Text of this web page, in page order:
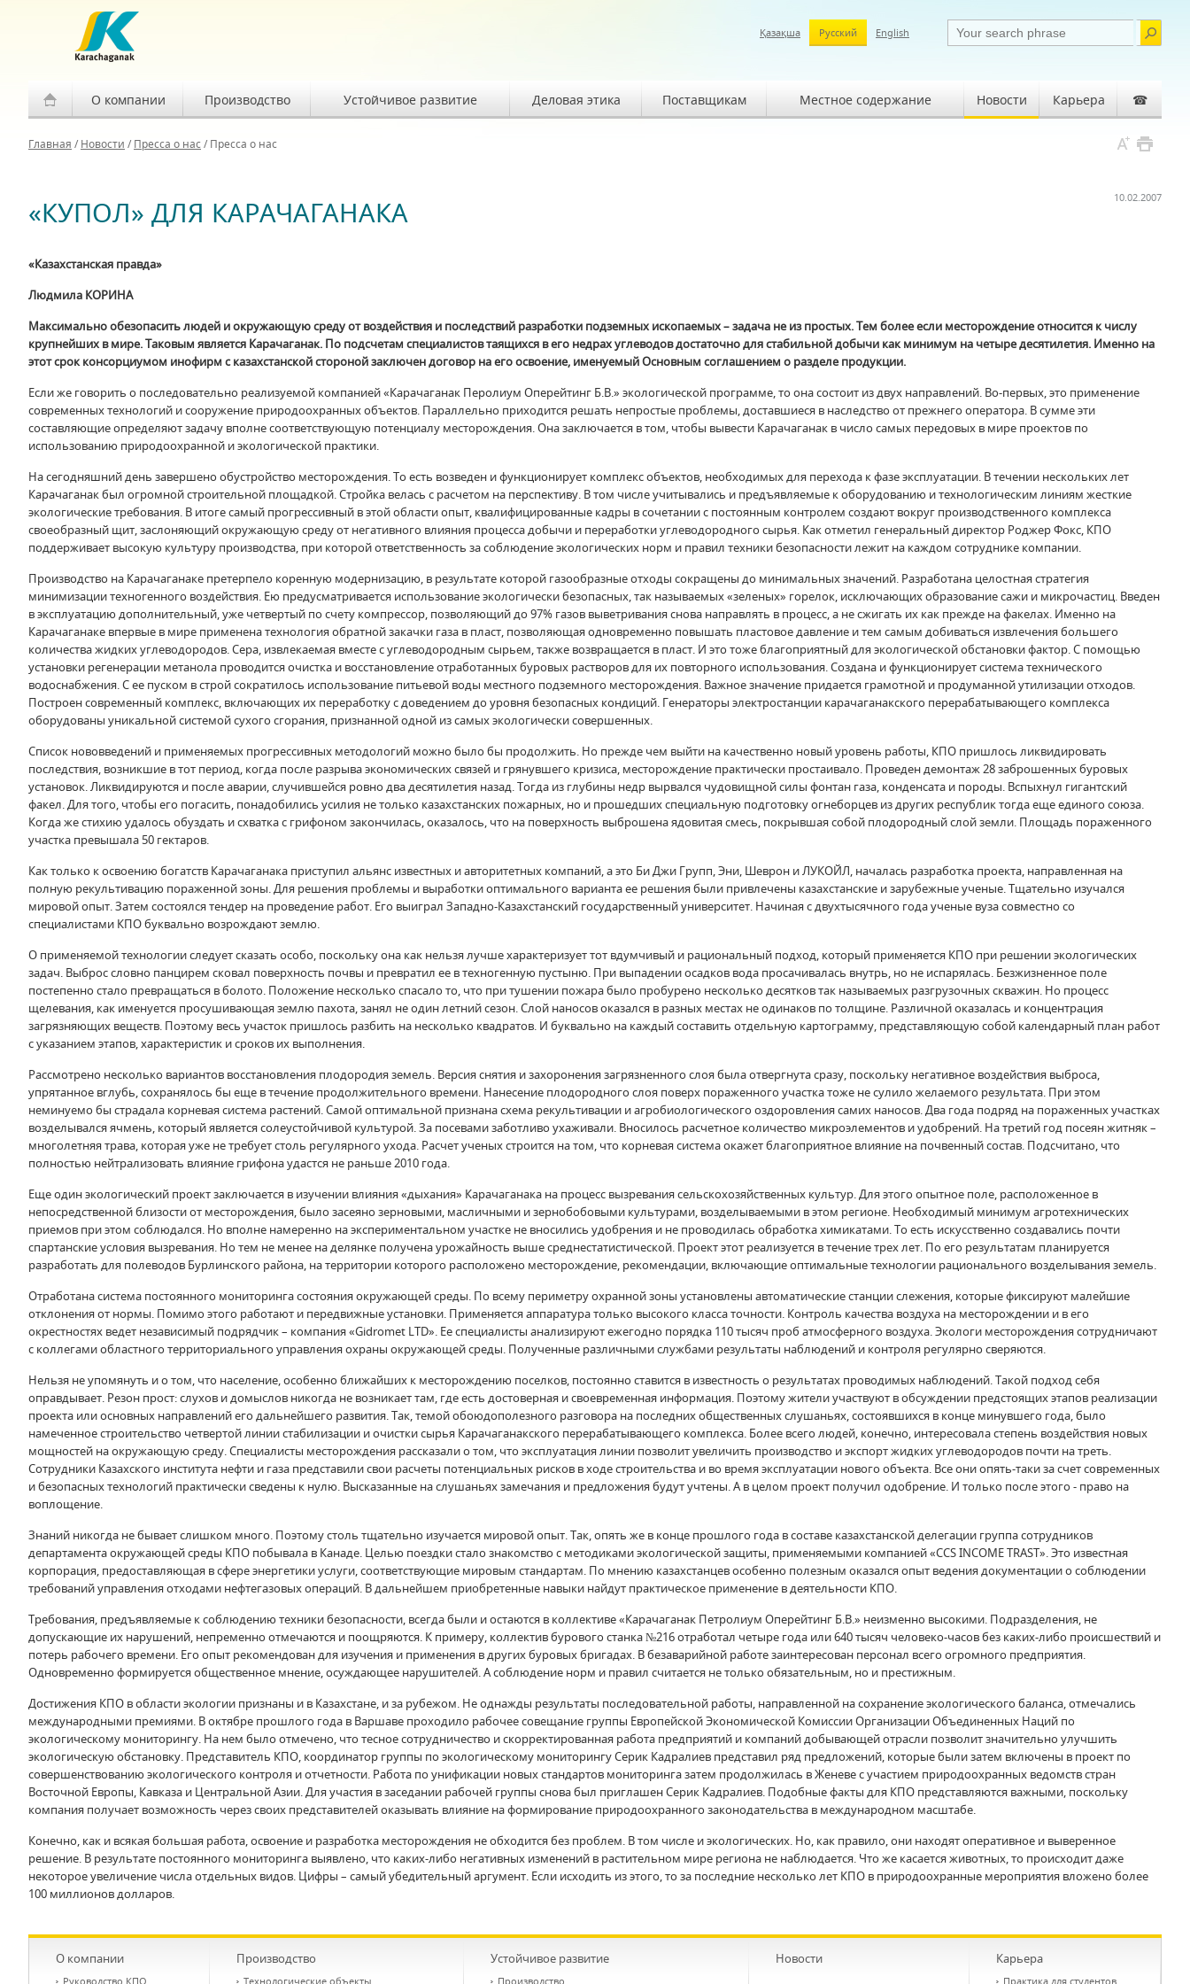
Қазақша Русский English
О компании Производство Устойчивое развитие Деловая этика Поставщикам Местное содержание Новости Карьера ☎
Главная / Новости / Пресса о нас/ Пресса о нас
10.02.2007
«КУПОЛ» ДЛЯ КАРАЧАГАНАКА
«Казахстанская правда»
Людмила КОРИНА
Максимально обезопасить людей и окружающую среду от воздействия и последствий разработки подземных ископаемых – задача не из простых. Тем более если месторождение относится к числу
крупнейших в мире. Таковым является Карачаганак. По подсчетам специалистов таящихся в его недрах углеводов достаточно для стабильной добычи как минимум на четыре десятилетия. Именно на
этот срок консорциумом инофирм с казахстанской стороной заключен договор на его освоение, именуемый Основным соглашением о разделе продукции.
Если же говорить о последовательно реализуемой компанией «Карачаганак Перолиум Оперейтинг Б.В.» экологической программе, то она состоит из двух направлений. Во-первых, это применение
современных технологий и сооружение природоохранных объектов. Параллельно приходится решать непростые проблемы, доставшиеся в наследство от прежнего оператора. В сумме эти
составляющие определяют задачу вполне соответствующую потенциалу месторождения. Она заключается в том, чтобы вывести Карачаганак в число самых передовых в мире проектов по
использованию природоохранной и экологической практики.
На сегодняшний день завершено обустройство месторождения. То есть возведен и функционирует комплекс объектов, необходимых для перехода к фазе эксплуатации. В течении нескольких лет
Карачаганак был огромной строительной площадкой. Стройка велась с расчетом на перспективу. В том числе учитывались и предъявляемые к оборудованию и технологическим линиям жесткие
экологические требования. В итоге самый прогрессивный в этой области опыт, квалифицированные кадры в сочетании с постоянным контролем создают вокруг производственного комплекса
своеобразный щит, заслоняющий окружающую среду от негативного влияния процесса добычи и переработки углеводородного сырья. Как отметил генеральный директор Роджер Фокс, КПО
поддерживает высокую культуру производства, при которой ответственность за соблюдение экологических норм и правил техники безопасности лежит на каждом сотруднике компании.
Производство на Карачаганаке претерпело коренную модернизацию, в результате которой газообразные отходы сокращены до минимальных значений. Разработана целостная стратегия
минимизации техногенного воздействия. Ею предусматривается использование экологически безопасных, так называемых «зеленых» горелок, исключающих образование сажи и микрочастиц. Введен
в эксплуатацию дополнительный, уже четвертый по счету компрессор, позволяющий до 97% газов выветривания снова направлять в процесс, а не сжигать их как прежде на факелах. Именно на
Карачаганаке впервые в мире применена технология обратной закачки газа в пласт, позволяющая одновременно повышать пластовое давление и тем самым добиваться извлечения большего
количества жидких углеводородов. Сера, извлекаемая вместе с углеводородным сырьем, также возвращается в пласт. И это тоже благоприятный для экологической обстановки фактор. С помощью
установки регенерации метанола проводится очистка и восстановление отработанных буровых растворов для их повторного использования. Создана и функционирует система технического
водоснабжения. С ее пуском в строй сократилось использование питьевой воды местного подземного месторождения. Важное значение придается грамотной и продуманной утилизации отходов.
Построен современный комплекс, включающих их переработку с доведением до уровня безопасных кондиций. Генераторы электростанции карачаганакского перерабатывающего комплекса
оборудованы уникальной системой сухого сгорания, признанной одной из самых экологически совершенных.
Список нововведений и применяемых прогрессивных методологий можно было бы продолжить. Но прежде чем выйти на качественно новый уровень работы, КПО пришлось ликвидировать
последствия, возникшие в тот период, когда после разрыва экономических связей и грянувшего кризиса, месторождение практически простаивало. Проведен демонтаж 28 заброшенных буровых
установок. Ликвидируются и после аварии, случившейся ровно два десятилетия назад. Тогда из глубины недр вырвался чудовищной силы фонтан газа, конденсата и породы. Вспыхнул гигантский
факел. Для того, чтобы его погасить, понадобились усилия не только казахстанских пожарных, но и прошедших специальную подготовку огнеборцев из других республик тогда еще единого союза.
Когда же стихию удалось обуздать и схватка с грифоном закончилась, оказалось, что на поверхность выброшена ядовитая смесь, покрывшая собой плодородный слой земли. Площадь пораженного
участка превышала 50 гектаров.
Как только к освоению богатств Карачаганака приступил альянс известных и авторитетных компаний, а это Би Джи Групп, Эни, Шеврон и ЛУКОЙЛ, началась разработка проекта, направленная на
полную рекультивацию пораженной зоны. Для решения проблемы и выработки оптимального варианта ее решения были привлечены казахстанские и зарубежные ученые. Тщательно изучался
мировой опыт. Затем состоялся тендер на проведение работ. Его выиграл Западно-Казахстанский государственный университет. Начиная с двухтысячного года ученые вуза совместно со
специалистами КПО буквально возрождают землю.
О применяемой технологии следует сказать особо, поскольку она как нельзя лучше характеризует тот вдумчивый и рациональный подход, который применяется КПО при решении экологических
задач. Выброс словно панцирем сковал поверхность почвы и превратил ее в техногенную пустыню. При выпадении осадков вода просачивалась внутрь, но не испарялась. Безжизненное поле
постепенно стало превращаться в болото. Положение несколько спасало то, что при тушении пожара было пробурено несколько десятков так называемых разгрузочных скважин. Но процесс
щелевания, как именуется просушивающая землю пахота, занял не один летний сезон. Слой наносов оказался в разных местах не одинаков по толщине. Различной оказалась и концентрация
загрязняющих веществ. Поэтому весь участок пришлось разбить на несколько квадратов. И буквально на каждый составить отдельную картограмму, представляющую собой календарный план работ
с указанием этапов, характеристик и сроков их выполнения.
Рассмотрено несколько вариантов восстановления плодородия земель. Версия снятия и захоронения загрязненного слоя была отвергнута сразу, поскольку негативное воздействия выброса,
упрятанное вглубь, сохранялось бы еще в течение продолжительного времени. Нанесение плодородного слоя поверх пораженного участка тоже не сулило желаемого результата. При этом
неминуемо бы страдала корневая система растений. Самой оптимальной признана схема рекультивации и агробиологического оздоровления самих наносов. Два года подряд на пораженных участках
возделывался ячмень, который является солеустойчивой культурой. За посевами заботливо ухаживали. Вносилось расчетное количество микроэлементов и удобрений. На третий год посеян житняк –
многолетняя трава, которая уже не требует столь регулярного ухода. Расчет ученых строится на том, что корневая система окажет благоприятное влияние на почвенный состав. Подсчитано, что
полностью нейтрализовать влияние грифона удастся не раньше 2010 года.
Еще один экологический проект заключается в изучении влияния «дыхания» Карачаганака на процесс вызревания сельскохозяйственных культур. Для этого опытное поле, расположенное в
непосредственной близости от месторождения, было засеяно зерновыми, масличными и зернобобовыми культурами, возделываемыми в этом регионе. Необходимый минимум агротехнических
приемов при этом соблюдался. Но вполне намеренно на экспериментальном участке не вносились удобрения и не проводилась обработка химикатами. То есть искусственно создавались почти
спартанские условия вызревания. Но тем не менее на делянке получена урожайность выше среднестатистической. Проект этот реализуется в течение трех лет. По его результатам планируется
разработать для полеводов Бурлинского района, на территории которого расположено месторождение, рекомендации, включающие оптимальные технологии рационального возделывания земель.
Отработана система постоянного мониторинга состояния окружающей среды. По всему периметру охранной зоны установлены автоматические станции слежения, которые фиксируют малейшие
отклонения от нормы. Помимо этого работают и передвижные установки. Применяется аппаратура только высокого класса точности. Контроль качества воздуха на месторождении и в его
окрестностях ведет независимый подрядчик – компания «Gidromet LTD». Ее специалисты анализируют ежегодно порядка 110 тысяч проб атмосферного воздуха. Экологи месторождения сотрудничают
с коллегами областного территориального управления охраны окружающей среды. Полученные различными службами результаты наблюдений и контроля регулярно сверяются.
Нельзя не упомянуть и о том, что население, особенно ближайших к месторождению поселков, постоянно ставится в известность о результатах проводимых наблюдений. Такой подход себя
оправдывает. Резон прост: слухов и домыслов никогда не возникает там, где есть достоверная и своевременная информация. Поэтому жители участвуют в обсуждении предстоящих этапов реализации
проекта или основных направлений его дальнейшего развития. Так, темой обоюдополезного разговора на последних общественных слушаньях, состоявшихся в конце минувшего года, было
намеченное строительство четвертой линии стабилизации и очистки сырья Карачаганакского перерабатывающего комплекса. Более всего людей, конечно, интересовала степень воздействия новых
мощностей на окружающую среду. Специалисты месторождения рассказали о том, что эксплуатация линии позволит увеличить производство и экспорт жидких углеводородов почти на треть.
Сотрудники Казахского института нефти и газа представили свои расчеты потенциальных рисков в ходе строительства и во время эксплуатации нового объекта. Все они опять-таки за счет современных
и безопасных технологий практически сведены к нулю. Высказанные на слушаньях замечания и предложения будут учтены. А в целом проект получил одобрение. И только после этого - право на
воплощение.
Знаний никогда не бывает слишком много. Поэтому столь тщательно изучается мировой опыт. Так, опять же в конце прошлого года в составе казахстанской делегации группа сотрудников
департамента окружающей среды КПО побывала в Канаде. Целью поездки стало знакомство с методиками экологической защиты, применяемыми компанией «CCS INCOME TRAST». Это известная
корпорация, предоставляющая в сфере энергетики услуги, соответствующие мировым стандартам. По мнению казахстанцев особенно полезным оказался опыт ведения документации о соблюдении
требований управления отходами нефтегазовых операций. В дальнейшем приобретенные навыки найдут практическое применение в деятельности КПО.
Требования, предъявляемые к соблюдению техники безопасности, всегда были и остаются в коллективе «Карачаганак Петролиум Оперейтинг Б.В.» неизменно высокими. Подразделения, не
допускающие их нарушений, непременно отмечаются и поощряются. К примеру, коллектив бурового станка №216 отработал четыре года или 640 тысяч человеко-часов без каких-либо происшествий и
потерь рабочего времени. Его опыт рекомендован для изучения и применения в других буровых бригадах. В безаварийной работе заинтересован персонал всего огромного предприятия.
Одновременно формируется общественное мнение, осуждающее нарушителей. А соблюдение норм и правил считается не только обязательным, но и престижным.
Достижения КПО в области экологии признаны и в Казахстане, и за рубежом. Не однажды результаты последовательной работы, направленной на сохранение экологического баланса, отмечались
международными премиями. В октябре прошлого года в Варшаве проходило рабочее совещание группы Европейской Экономической Комиссии Организации Объединенных Наций по
экологическому мониторингу. На нем было отмечено, что тесное сотрудничество и скорректированная работа предприятий и компаний добывающей отрасли позволит значительно улучшить
экологическую обстановку. Представитель КПО, координатор группы по экологическому мониторингу Серик Кадралиев представил ряд предложений, которые были затем включены в проект по
совершенствованию экологического контроля и отчетности. Работа по унификации новых стандартов мониторинга затем продолжилась в Женеве с участием природоохранных ведомств стран
Восточной Европы, Кавказа и Центральной Азии. Для участия в заседании рабочей группы снова был приглашен Серик Кадралиев. Подобные факты для КПО представляются важными, поскольку
компания получает возможность через своих представителей оказывать влияние на формирование природоохранного законодательства в международном масштабе.
Конечно, как и всякая большая работа, освоение и разработка месторождения не обходится без проблем. В том числе и экологических. Но, как правило, они находят оперативное и выверенное
решение. В результате постоянного мониторинга выявлено, что каких-либо негативных изменений в растительном мире региона не наблюдается. Что же касается животных, то происходит даже
некоторое увеличение числа отдельных видов. Цифры – самый убедительный аргумент. Если исходить из этого, то за последние несколько лет КПО в природоохранные мероприятия вложено более
100 миллионов долларов.
О компании
Руководство КПО
Производство
Технологические объекты
Устойчивое развитие
Производство
Новости
Карьера
Практика для студентов